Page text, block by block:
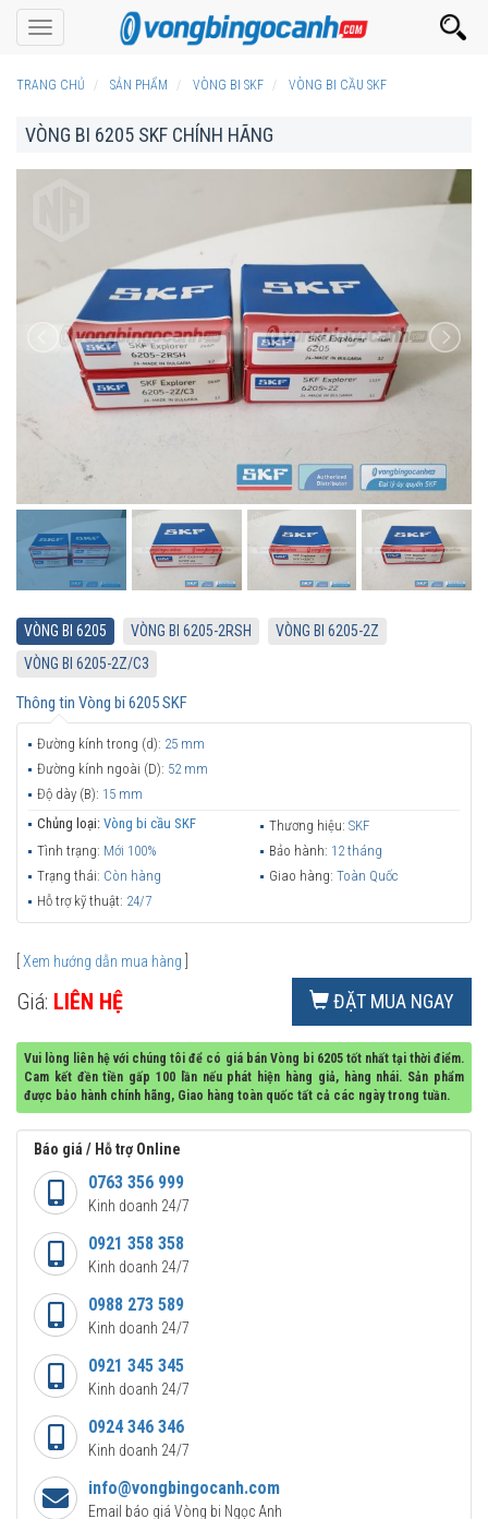
Toggle
navigation
TRANG CHỦ SẢN PHẨM VÒNG BI SKF VÒNG BI CẦU SKF
VÒNG BI 6205 SKF CHÍNH HÃNG
VÒNG BI 6205 VÒNG BI 6205-2RSH
VÒNG BI 6205-2Z
VÒNG BI 6205-2Z/C3
Thông tin Vòng bi 6205 SKF
Đường kính trong (d): 25 mm
Đường kính ngoài (D): 52 mm
Độ dày (B): 15 mm
Chủng loại: Vòng bi cầu SKF Thương hiệu: SKF
Tình trạng: Mới 100% Bảo hành: 12 tháng
Trạng thái: Còn hàng Giao hàng: Toàn Quốc
Hỗ trợ kỹ thuật: 24/7
Xem hướng dẫn mua hàng
Giá: LIÊN HỆ ĐẶT MUA NGAY
Vui lòng liên hệ với chúng tôi để có giá bán Vòng bi 6205 tốt nhất tại thời điểm.
Cam kết đền tiền gấp 100 lần nếu phát hiện hàng giả, hàng nhái. Sản phẩm
được bảo hành chính hãng, Giao hàng toàn quốc tất cả các ngày trong tuần.
Báo giá / Hỗ trợ Online
0763 356 999
Kinh doanh 24/7
0921 358 358
Kinh doanh 24/7
0988 273 589
Kinh doanh 24/7
0921 345 345
Kinh doanh 24/7
0924 346 346
Kinh doanh 24/7
info@vongbingocanh.com
Email báo giá Vòng bi Ngọc Anh